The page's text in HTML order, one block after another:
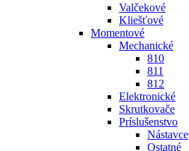
Valčekové
Kliešťové
Momentové
Mechanické
810
811
812
Elektronické
Skrutkovače
Príslušenstvo
Nástavce
Ostatné